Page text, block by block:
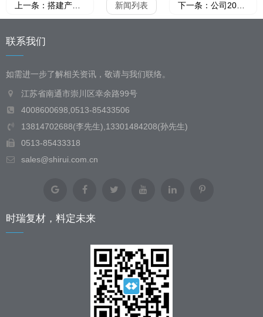
上一条：搭建产学研交流平台，促进拉挤产业发展 新闻列表 下一条：公司2015临安之行
联系我们
如需进一步了解相关资讯，敬请与我们联络。
江苏省南通市崇川区幸余路99号
4008600698,0513-85433506
13814702688(李先生),13301484208(孙先生)
0513-85433318
sales@shirui.com.cn
时瑞复材，料定未来